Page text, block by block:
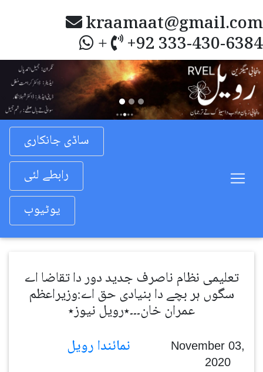
kraamaat@gmail.com
+ +92 333-430-6384
Previous
ساڈی جانکاری
رابطے لئی
یوٹیوب
تعلیمی نظام ناصرف جدید دور دا تقاضا اے
سگوں ہر بچے دا بنیادی حق اے:وزیراعظم
عمران خان۔۔۔٭رویل نیوز٭
November 03,
2020